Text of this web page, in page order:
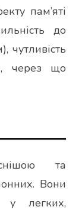
пам’яті
до
чутливість
через що
та
Вони
у легких,